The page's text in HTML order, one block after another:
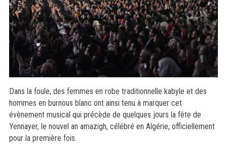
Dans la foule, des femmes en robe traditionnelle kabyle et des
hommes en burnous blanc ont ainsi tenu à marquer cet
évènement musical qui précède de quelques jours la fête de
Yennayer, le nouvel an amazigh, célébré en Algérie, officiellement
pour la première fois.